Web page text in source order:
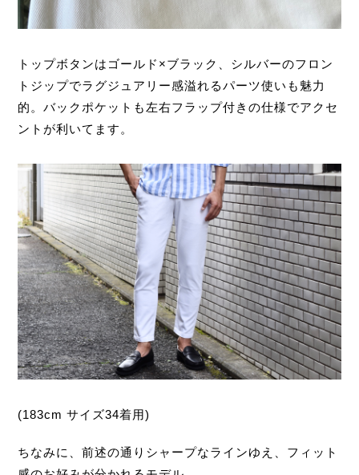
トップボタンはゴールド×ブラック、シルバーのフロン
トジップでラグジュアリー感溢れるパーツ使いも魅力
的。バックポケットも左右フラップ付きの仕様でアクセ
ントが利いてます。
(183cm サイズ34着用)
ちなみに、前述の通りシャープなラインゆえ、フィット